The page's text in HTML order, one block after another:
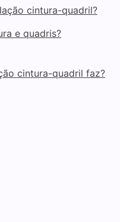
cintura-quadril?
e quadris?
cintura-quadril faz?